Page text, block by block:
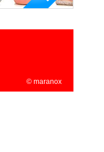
© maranox